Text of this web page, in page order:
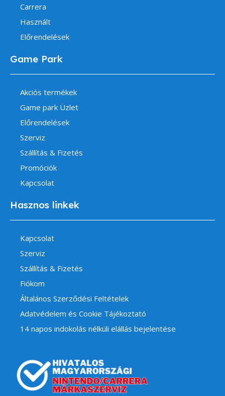
Carrera
Használt
Előrendelések
Game Park
Akciós termékek
Game park Üzlet
Előrendelések
Szerviz
Szállítás & Fizetés
Promóciók
Kapcsolat
Hasznos linkek
Kapcsolat
Szerviz
Szállítás & Fizetés
Fiókom
Általános Szerződési Feltételek
Adatvédelem és Cookie Tájékoztató
14 napos indokolás nélküli elállás bejelentése